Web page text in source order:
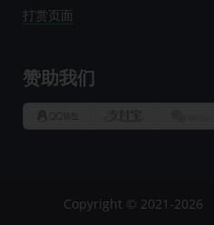
打赏页面
赞助我们
Copyright © 2021-2026